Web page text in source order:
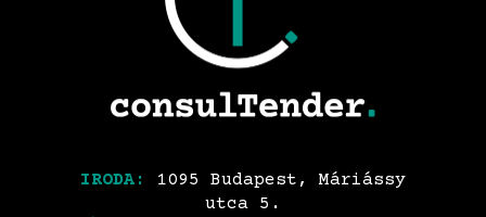
IRODA:
1095 Budapest, Máriássy
utca 5.